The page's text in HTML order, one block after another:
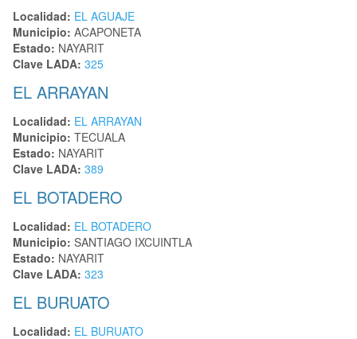
Localidad: EL AGUAJE
Municipio: ACAPONETA
Estado: NAYARIT
Clave LADA: 325
EL ARRAYAN
Localidad: EL ARRAYAN
Municipio: TECUALA
Estado: NAYARIT
Clave LADA: 389
EL BOTADERO
Localidad: EL BOTADERO
Municipio: SANTIAGO IXCUINTLA
Estado: NAYARIT
Clave LADA: 323
EL BURUATO
Localidad: EL BURUATO